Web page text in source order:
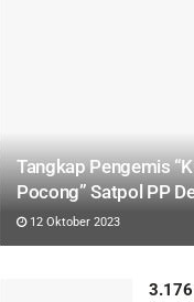
Tangkap Pengemis
Pocong” Satpol PP
12 Oktober 2023